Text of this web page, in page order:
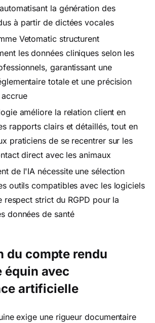
la génération des
à partir de dictées vocales
Vetomatic structurent
les données cliniques selon les
garantissant une
totale et une précision
améliore la relation client en
rapports clairs et détaillés, tout en
praticiens de se recentrer sur les
direct avec les animaux
de l'IA nécessite une sélection
outils compatibles avec les logiciels
respect strict du RGPD pour la
données de santé
du compte rendu
équin avec
artificielle
exige une rigueur documentaire